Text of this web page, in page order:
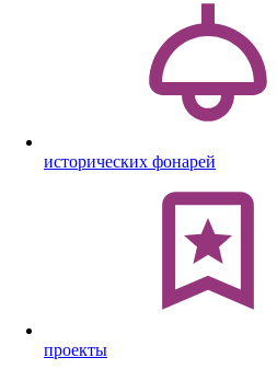
исторических фонарей
проекты